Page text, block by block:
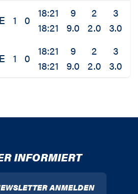
1 0
18:21
18:21
9
9.0
2
2.0
3
3.0
1 0
18:21
18:21
9
9.0
2
2.0
3
3.0
INFORMIERT
ANMELDEN